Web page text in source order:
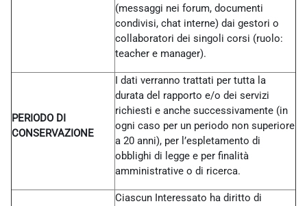
(messaggi nei forum, documenti
condivisi, chat interne) dai gestori o
collaboratori dei singoli corsi (ruolo:
teacher e manager).
PERIODO DI
CONSERVAZIONE
I dati verranno trattati per tutta la
durata del rapporto e/o dei servizi
richiesti e anche successivamente (in
ogni caso per un periodo non superiore
a 20 anni), per l’espletamento di
obblighi di legge e per finalità
amministrative o di ricerca.
Ciascun Interessato ha diritto di